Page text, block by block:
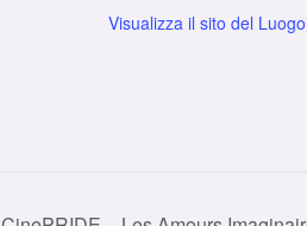
Visualizza il sito del Luogo